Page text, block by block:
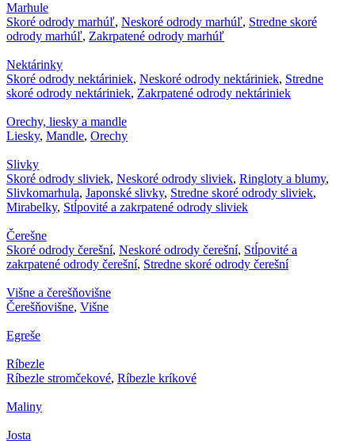
Marhule
Skoré odrody marhúľ, Neskoré odrody marhúľ, Stredne skoré
odrody marhúľ, Zakrpatené odrody marhúľ
Nektárinky
Skoré odrody nektáriniek, Neskoré odrody nektáriniek, Stredne
skoré odrody nektáriniek, Zakrpatené odrody nektáriniek
Orechy, liesky a mandle
Liesky, Mandle, Orechy
Slivky
Skoré odrody sliviek, Neskoré odrody sliviek, Ringloty a blumy,
Slivkomarhula, Japonské slivky, Stredne skoré odrody sliviek,
Mirabelky, Stĺpovité a zakrpatené odrody sliviek
Čerešne
Skoré odrody čerešní, Neskoré odrody čerešní, Stĺpovité a
zakrpatené odrody čerešní, Stredne skoré odrody čerešní
Višne a čerešňovišne
Čerešňovišne, Višne
Egreše
Ríbezle
Ríbezle stromčekové, Ríbezle kríkové
Maliny
Josta